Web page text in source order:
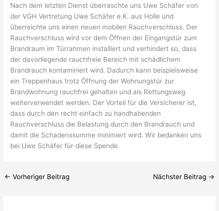
Nach dem letzten Dienst überraschte uns Uwe Schäfer von
der VGH Vertretung Uwe Schäfer e.K. aus Holle und
überreichte uns einen neuen mobilen Rauchverschluss. Der
Rauchverschluss wird vor dem Öffnen der Eingangstür zum
Brandraum im Türrahmen installiert und verhindert so, dass
der davorliegende rauchfreie Bereich mit schädlichem
Brandrauch kontaminiert wird. Dadurch kann beispielsweise
ein Treppenhaus trotz Öffnung der Wohnungstür zur
Brandwohnung rauchfrei gehalten und als Rettungsweg
weiterverwendet werden. Der Vorteil für die Versicherer ist,
dass durch den recht einfach zu handhabenden
Rauchverschluss die Belastung durch den Brandrauch und
damit die Schadenssumme minimiert wird. Wir bedanken uns
bei Uwe Schäfer für diese Spende.
← Vorheriger Beitrag Nächster Beitrag →